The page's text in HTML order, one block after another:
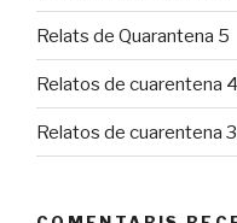
Relats de Quarantena 5
Relatos de cuarentena
Relatos de cuarentena 3